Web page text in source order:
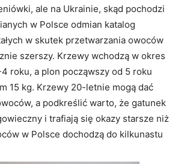
ale na Ukrainie, skąd pochodzi
w Polsce odmian katalog
w skutek przetwarzania owoców
szerszy. Krzewy wchodzą w okres
roku, a plon począwszy od 5 roku
15 kg. Krzewy 20-letnie mogą dać
a podkreślić warto, że gatunek
i trafiają się okazy starsze niż
w Polsce dochodzą do kilkunastu